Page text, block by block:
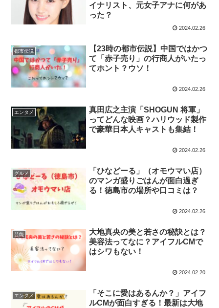
イナリスト、元女子アナに何があ
った？
2024.02.26
都市伝説
【23時の都市伝説】中国ではかつ
て「赤子売り」の行商人がいたっ
てホント？ウソ！
2024.02.26
エンタメ
真田広之主演「SHOGUN 将軍」
ってどんな映画？ハリウッド製作
で豪華日本人キャストも集結！
2024.02.26
グルメ
「ひなどーる」（オモウマい店）
のマンガ盛りごはんが面白過ぎ
る！徳島市の場所や口コミは？
2024.02.26
芸能
大地真央の美と若さの秘訣とは？
美容法ってなに？アイフルCMで
はシワもない！
2024.02.20
エンタメ
「そこに愛はあるんか？」アイフ
ルCMが面白すぎる！最新は大地